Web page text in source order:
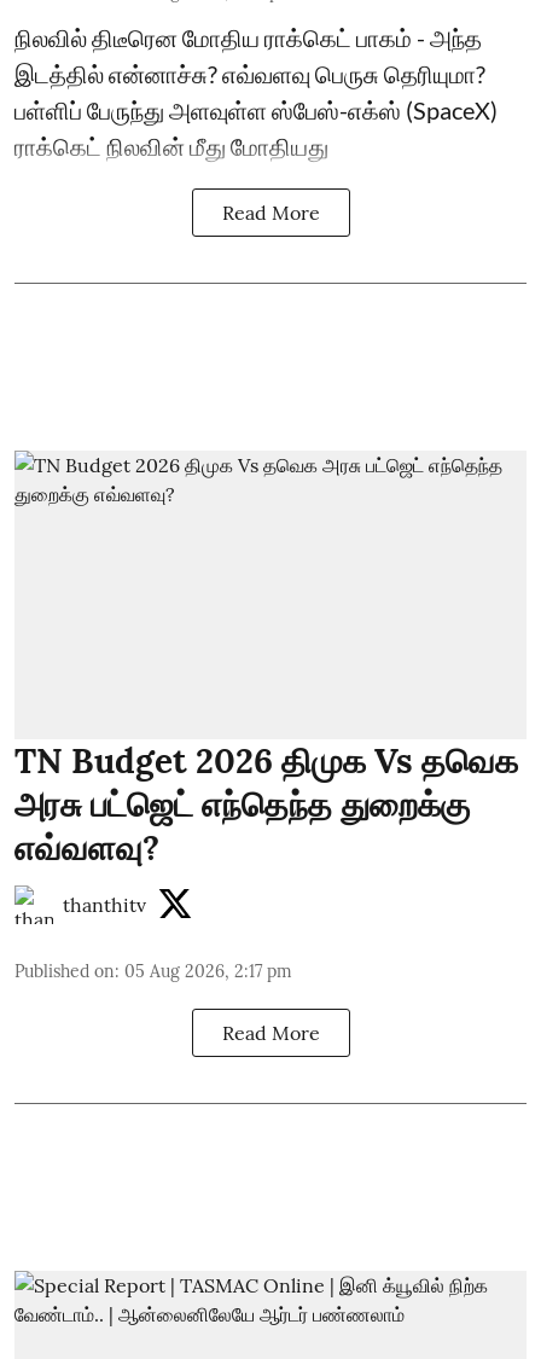
நிலவில் திடீரென மோதிய ராக்கெட் பாகம் - அந்த
இடத்தில் என்னாச்சு? எவ்வளவு பெருசு தெரியுமா?
பள்ளிப் பேருந்து அளவுள்ள ஸ்பேஸ்-எக்ஸ் (SpaceX)
ராக்கெட் நிலவின் மீது மோதியது
Read More
TN Budget 2026 திமுக Vs தவெக
அரசு பட்ஜெட் எந்தெந்த துறைக்கு
எவ்வளவு?
thanthitv
Published on: 05 Aug 2026, 2:17 pm
Read More